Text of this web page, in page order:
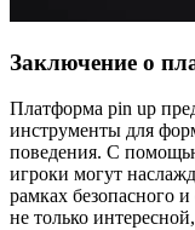
Заключение о
Платформа pin up
инструменты для
поведения. С
игроки могут
рамках безопасного
не только